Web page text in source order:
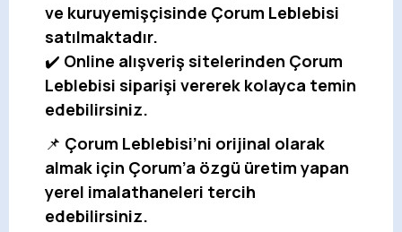
ve kuruyemişçisinde Çorum Leblebisi
satılmaktadır.
✔️ Online alışveriş sitelerinden Çorum
Leblebisi siparişi vererek kolayca temin
edebilirsiniz.
📌 Çorum Leblebisi’ni orijinal olarak
almak için Çorum’a özgü üretim yapan
yerel imalathaneleri tercih
edebilirsiniz.